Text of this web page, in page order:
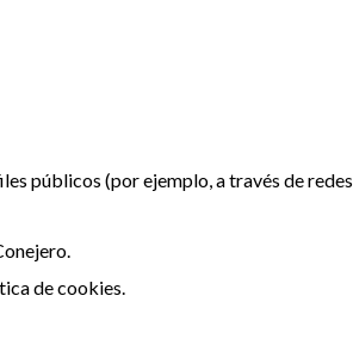
públicos (por ejemplo, a través de redes
de cookies.